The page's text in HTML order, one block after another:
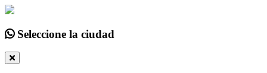
Seleccione la ciudad